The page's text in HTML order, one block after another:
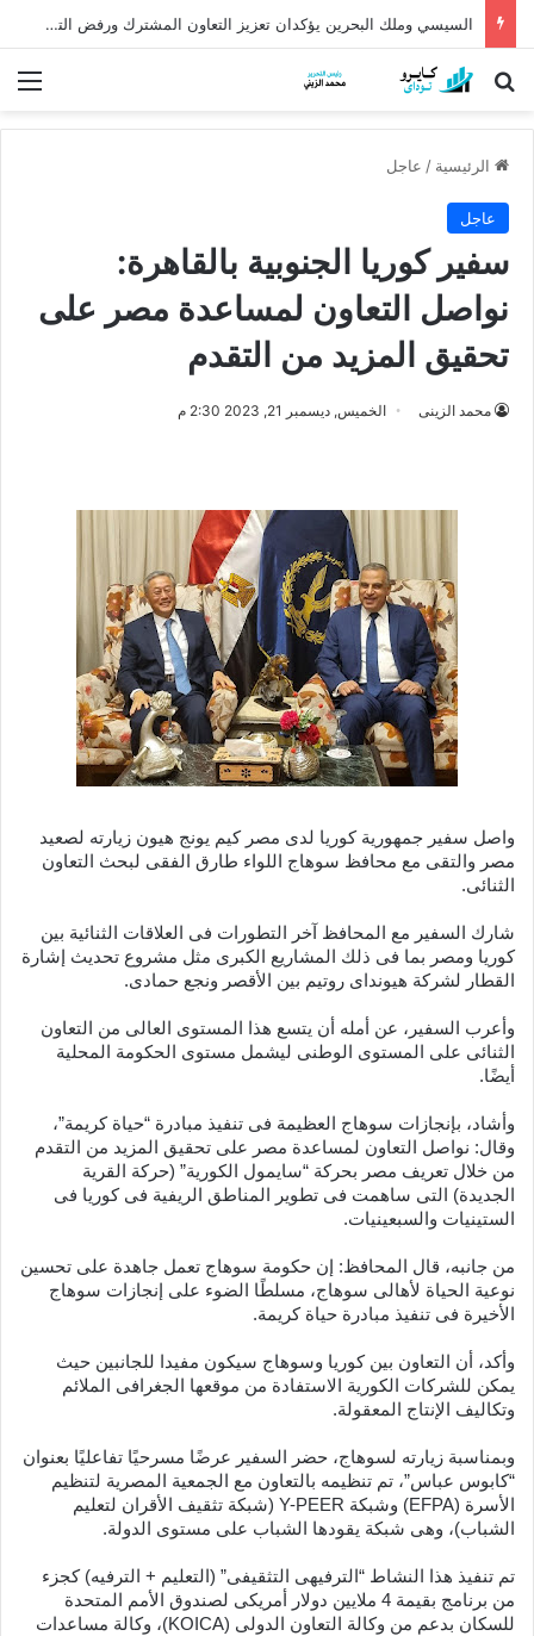
السيسي وملك البحرين يؤكدان تعزيز التعاون المشترك ورفض التصعيد بالمنطقة
بحث عن
الرئيسية / عاجل
عاجل
سفير كوريا الجنوبية بالقاهرة:
نواصل التعاون لمساعدة مصر على
تحقيق المزيد من التقدم
محمد الزينى الخميس, ديسمبر 21, 2023 2:30 م
واصل سفير جمهورية كوريا لدى مصر كيم يونج هيون زيارته لصعيد
مصر والتقى مع محافظ سوهاج اللواء طارق الفقى لبحث التعاون
الثنائى.
شارك السفير مع المحافظ آخر التطورات فى العلاقات الثنائية بين
كوريا ومصر بما فى ذلك المشاريع الكبرى مثل مشروع تحديث إشارة
القطار لشركة هيونداى روتيم بين الأقصر ونجع حمادى.
وأعرب السفير، عن أمله أن يتسع هذا المستوى العالى من التعاون
الثنائى على المستوى الوطنى ليشمل مستوى الحكومة المحلية
أيضًا.
وأشاد، بإنجازات سوهاج العظيمة فى تنفيذ مبادرة “حياة كريمة”،
وقال: نواصل التعاون لمساعدة مصر على تحقيق المزيد من التقدم
من خلال تعريف مصر بحركة “سايمول الكورية” (حركة القرية
الجديدة) التى ساهمت فى تطوير المناطق الريفية فى كوريا فى
الستينيات والسبعينيات.
من جانبه، قال المحافظ: إن حكومة سوهاج تعمل جاهدة على تحسين
نوعية الحياة لأهالى سوهاج، مسلطًا الضوء على إنجازات سوهاج
الأخيرة فى تنفيذ مبادرة حياة كريمة.
وأكد، أن التعاون بين كوريا وسوهاج سيكون مفيدا للجانبين حيث
يمكن للشركات الكورية الاستفادة من موقعها الجغرافى الملائم
وتكاليف الإنتاج المعقولة.
وبمناسبة زيارته لسوهاج، حضر السفير عرضًا مسرحيًا تفاعليًا بعنوان
“كابوس عباس”، تم تنظيمه بالتعاون مع الجمعية المصرية لتنظيم
الأسرة (EFPA) وشبكة Y-PEER (شبكة تثقيف الأقران لتعليم
الشباب)، وهى شبكة يقودها الشباب على مستوى الدولة.
تم تنفيذ هذا النشاط “الترفيهى التثقيفى” (التعليم + الترفيه) كجزء
من برنامج بقيمة 4 ملايين دولار أمريكى لصندوق الأمم المتحدة
للسكان بدعم من وكالة التعاون الدولى (KOICA)، وكالة مساعدات